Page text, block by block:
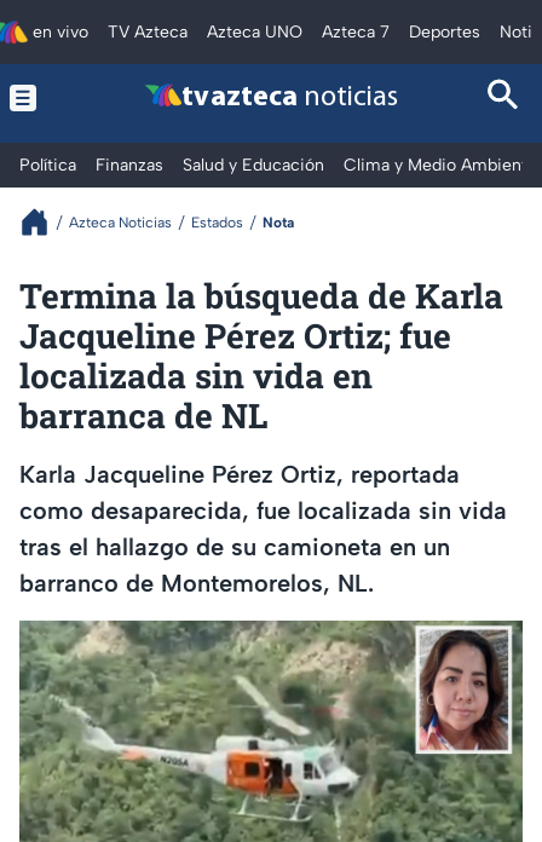
en vivo TV Azteca Azteca UNO Azteca 7 Deportes
tv azteca noticias
Política Finanzas Salud y Educación Clima y Medio Ambiente
Azteca Noticias Estados Nota
Termina la búsqueda de Karla
Jacqueline Pérez Ortiz; fue
localizada sin vida en
barranca de NL
Karla Jacqueline Pérez Ortiz, reportada
como desaparecida, fue localizada sin vida
tras el hallazgo de su camioneta en un
barranco de Montemorelos, NL.